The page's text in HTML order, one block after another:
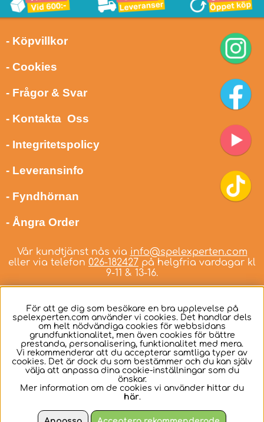
- Köpvillkor
- Cookies
- Frågor & Svar
- Kontakta Oss
- Integritetspolicy
- Leveransinfo
- Fyndhörnan
- Ångra Order
Vår kundtjänst nås via info@spelexperten.com
eller via telefon 026-182427 på helgfria vardagar kl
9-11 & 13-16.
Svenska
För att ge dig som besökare en bra upplevelse på
spelexperten.com använder vi cookies. Det handlar dels
om helt nödvändiga cookies för webbsidans
grundfunktionalitet, men även cookies för bättre
prestanda, personalisering, funktionalitet med mera.
Vi rekommenderar att du accepterar samtliga typer av
cookies. Det är dock du som bestämmer och du kan själv
välja att anpassa dina cookie-inställningar som du
önskar.
Mer information om de cookies vi använder hittar du
här.